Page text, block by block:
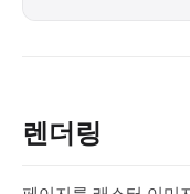
렌더링